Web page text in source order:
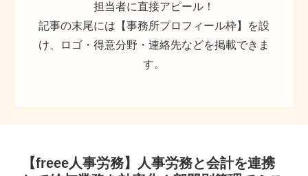
担当者に直接アピール！
記事の末尾には【事務所プロフィール枠】を設
け、ロゴ・得意分野・連絡先などを掲載できま
す。
【freee人事労務】人事労務と会計を連携